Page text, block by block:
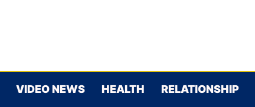
VIDEO NEWS HEALTH RELATIONSHIP